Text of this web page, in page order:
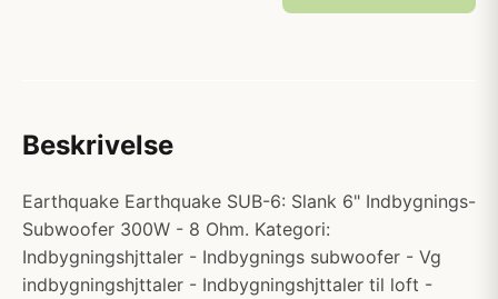
Beskrivelse
Earthquake Earthquake SUB-6: Slank 6" Indbygnings-
Subwoofer 300W - 8 Ohm. Kategori:
Indbygningshjttaler - Indbygnings subwoofer - Vg
indbygningshjttaler - Indbygningshjttaler til loft -